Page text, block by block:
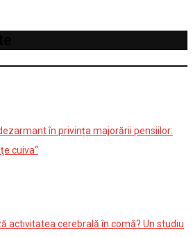
în privința majorării pensiilor:
cuiva“
activitatea cerebrală în comă? Un studiu